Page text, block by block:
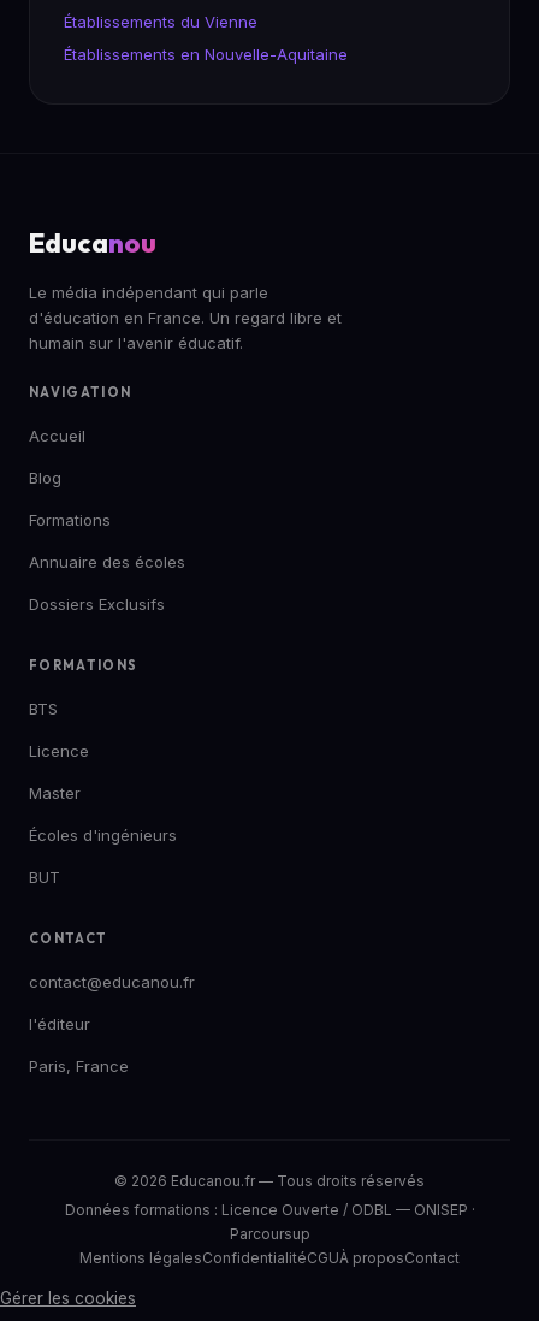
Établissements du Vienne
Établissements en Nouvelle-Aquitaine
Educanou
Le média indépendant qui parle
d'éducation en France. Un regard libre et
humain sur l'avenir éducatif.
NAVIGATION
Accueil
Blog
Formations
Annuaire des écoles
Dossiers Exclusifs
FORMATIONS
BTS
Licence
Master
Écoles d'ingénieurs
BUT
CONTACT
contact@educanou.fr
l'éditeur
Paris, France
© 2026 Educanou.fr — Tous droits réservés
Données formations : Licence Ouverte / ODBL — ONISEP ·
Parcoursup
Mentions légalesConfidentialitéCGUÀ proposContact
Gérer les cookies